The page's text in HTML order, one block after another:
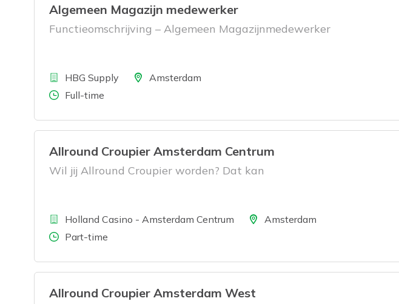
Algemeen Magazijn medewerker
Functieomschrijving – Algemeen Magazijnmedewerker
BedrijfHBG Supply LocatieAmsterdam
Aantal uren
Full-time
Allround Croupier Amsterdam Centrum
Wil jij Allround Croupier worden? Dat kan
BedrijfHolland Casino - Amsterdam Centrum LocatieAmsterdam
Aantal uren
Part-time
Allround Croupier Amsterdam West